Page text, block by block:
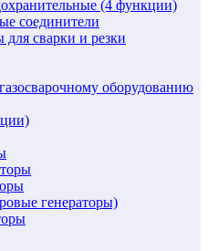
(4 функции)
соединители
сварки и резки
оборудованию
генераторы)